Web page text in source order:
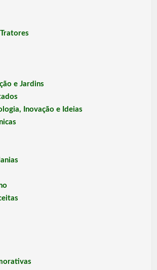
e Jardins
Inovação e Ideias